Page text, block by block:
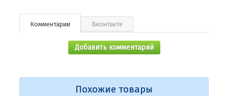
Комментарии Вконтакте
Добавить комментарий
Похожие товары